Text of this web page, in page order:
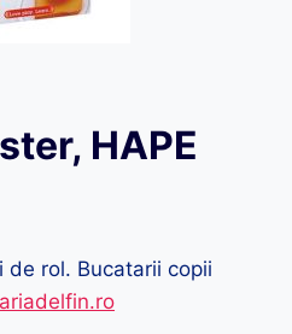
HAPE
de rol. Bucatarii copii